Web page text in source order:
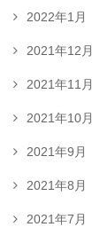
2022年1月
2021年12月
2021年11月
2021年10月
2021年9月
2021年8月
2021年7月